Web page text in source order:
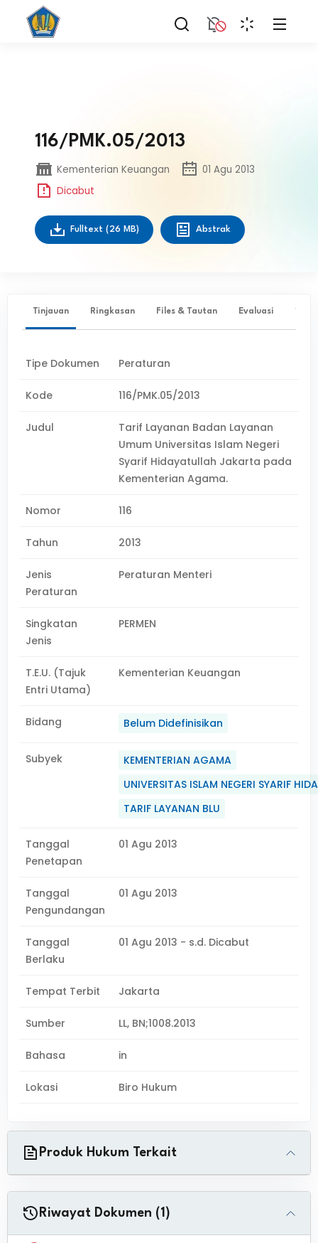
116/PMK.05/2013
Kementerian Keuangan
01 Agu 2013
Dicabut
Fulltext (26 MB) Abstrak
Tinjauan Ringkasan Files & Tautan Evaluasi ✨
Tipe Dokumen Peraturan
Kode 116/PMK.05/2013
Judul
Tarif Layanan Badan Layanan
Umum Universitas Islam Negeri
Syarif Hidayatullah Jakarta pada
Kementerian Agama.
Nomor 116
Tahun 2013
Jenis
Peraturan
Peraturan Menteri
Singkatan
Jenis
PERMEN
T.E.U. (Tajuk
Entri Utama)
Kementerian Keuangan
Bidang Belum Didefinisikan
Subyek
KEMENTERIAN AGAMA
UNIVERSITAS ISLAM NEGERI SYARIF
TARIF LAYANAN BLU
Tanggal
Penetapan
01 Agu 2013
Tanggal
Pengundangan
01 Agu 2013
Tanggal
Berlaku
01 Agu 2013 - s.d. Dicabut
Tempat Terbit Jakarta
Sumber LL, BN;1008.2013
Bahasa in
Lokasi Biro Hukum
Produk Hukum Terkait
Riwayat Dokumen (1)